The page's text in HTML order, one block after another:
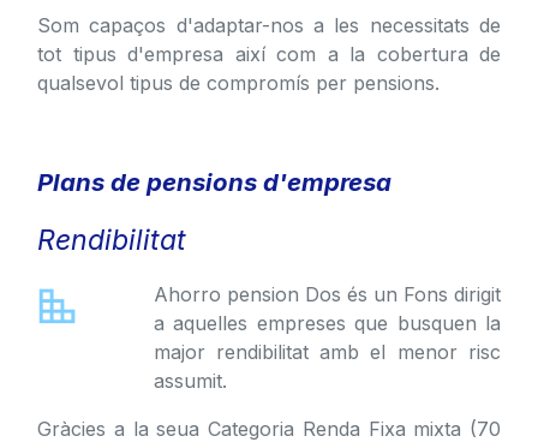
Som capaços d'adaptar-nos a les necessitats de
tot tipus d'empresa així com a la cobertura de
qualsevol tipus de compromís per pensions.
Plans de pensions d'empresa
Rendibilitat
Ahorro pension Dos és un Fons dirigit
a aquelles empreses que busquen la
major rendibilitat amb el menor risc
assumit.
Gràcies a la seua Categoria Renda Fixa mixta (70